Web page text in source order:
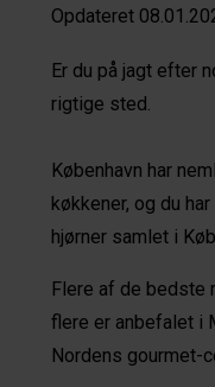
Opdateret
Er du på jagt efter
rigtige sted.
København har
køkkener, og du
hjørner samlet i
Flere af de bedste
flere er anbefalet i
Nordens gourmet-